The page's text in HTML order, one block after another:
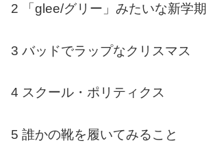
2 「glee/グリー」みたいな新学期
3 バッドでラップなクリスマス
4 スクール・ポリティクス
5 誰かの靴を履いてみること